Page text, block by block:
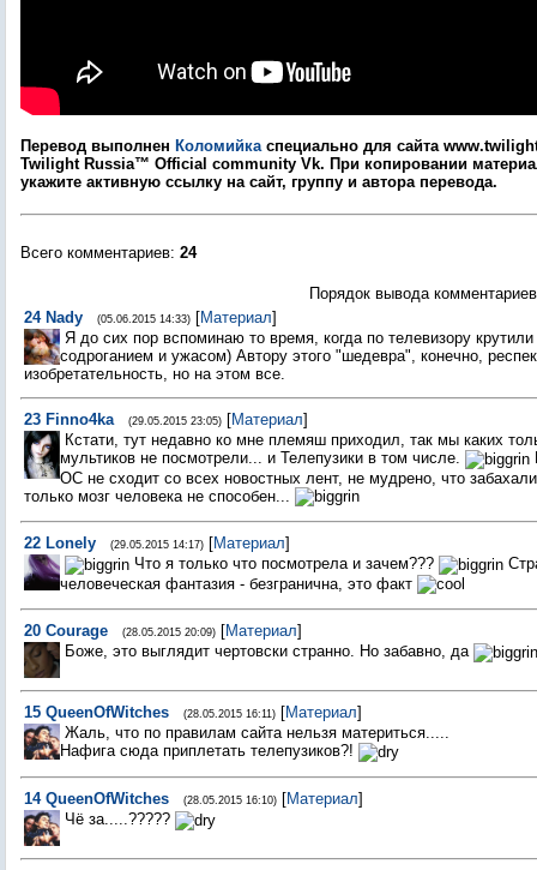
Перевод выполнен Коломийкаспециально для сайта
Twilight Russia™ Оfficial community Vk. При копировании
укажите активную ссылку на сайт, группу и автора перевода.
Всего комментариев: 24
Порядок вывода
24 Nady (05.06.2015 14:33) [Материал]
Я до сих пор вспоминаю то время, когда по телевизору
содроганием и ужасом) Автору этого "шедевра", конечно,
изобретательность, но на этом все.
23 Finno4ka (29.05.2015 23:05) [Материал]
Кстати, тут недавно ко мне племяш приходил, так мы каких
мультиков не посмотрели... и Телепузики в том числе.
ОС не сходит со всех новостных лент, не мудрено, что
только мозг человека не способен...
22 Lonely (29.05.2015 14:17) [Материал]
Что я только что посмотрела и зачем???
человеческая фантазия - безгранична, это факт
20 Courage (28.05.2015 20:09) [Материал]
Боже, это выглядит чертовски странно. Но забавно, да
15 QueenOfWitches (28.05.2015 16:11) [Материал]
Жаль, что по правилам сайта нельзя материться.....
Нафига сюда приплетать телепузиков?!
14 QueenOfWitches (28.05.2015 16:10) [Материал]
Чё за.....?????